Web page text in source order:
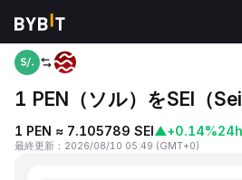
ホーム PEN to SEI
1 PEN（ソル）をSEI（
1 PEN ≈ 7.105789 SEI▲+0.14%24h
最終更新 ： 2026/08/10 05:49 (GMT+0)